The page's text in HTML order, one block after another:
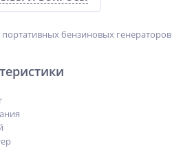
портативных бензиновых генераторов